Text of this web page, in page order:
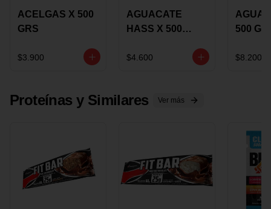
ACELGAS X 500
GRS
$3.900
AGUACATE
HASS X 500
$4.600
500
$8.200
Proteínas y Similares Ver más